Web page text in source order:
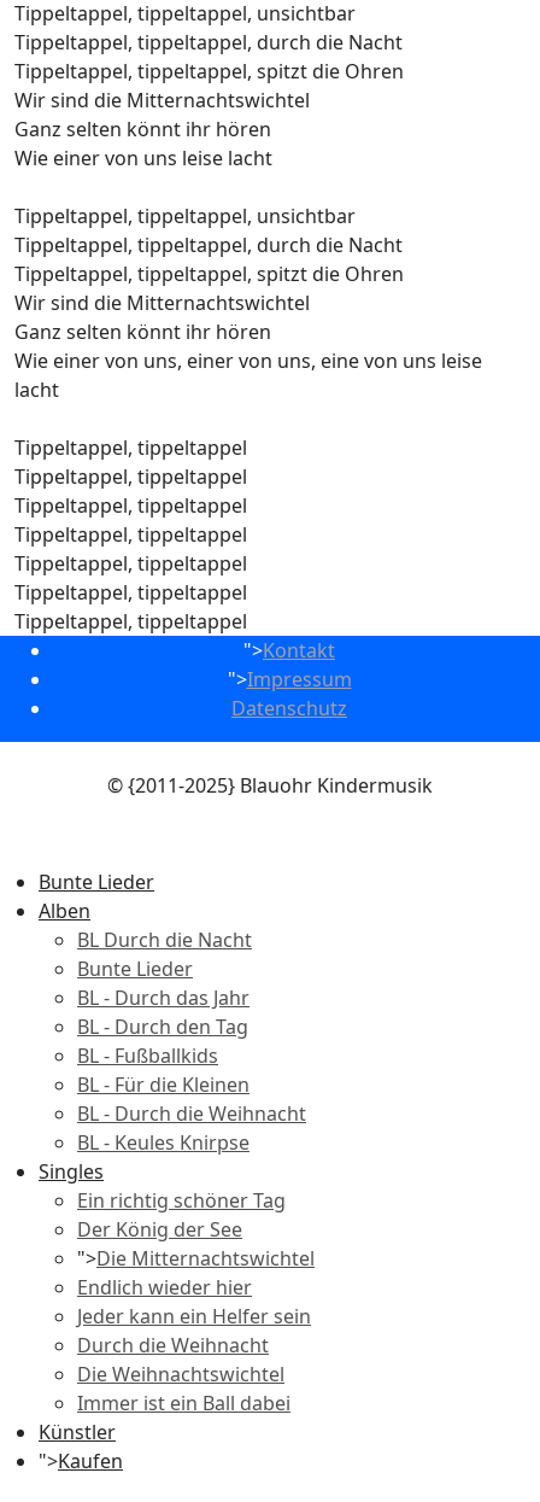
Tippeltappel, tippeltappel, unsichtbar
Tippeltappel, tippeltappel, durch die Nacht
Tippeltappel, tippeltappel, spitzt die Ohren
Wir sind die Mitternachtswichtel
Ganz selten könnt ihr hören
Wie einer von uns leise lacht
Tippeltappel, tippeltappel, unsichtbar
Tippeltappel, tippeltappel, durch die Nacht
Tippeltappel, tippeltappel, spitzt die Ohren
Wir sind die Mitternachtswichtel
Ganz selten könnt ihr hören
Wie einer von uns, einer von uns, eine von uns leise
lacht
Tippeltappel, tippeltappel
Tippeltappel, tippeltappel
Tippeltappel, tippeltappel
Tippeltappel, tippeltappel
Tippeltappel, tippeltappel
Tippeltappel, tippeltappel
Tippeltappel, tippeltappel
">Kontakt
">Impressum
Datenschutz
© {2011-2025} Blauohr Kindermusik
Bunte Lieder
Alben
BL Durch die Nacht
Bunte Lieder
BL - Durch das Jahr
BL - Durch den Tag
BL - Fußballkids
BL - Für die Kleinen
BL - Durch die Weihnacht
BL - Keules Knirpse
Singles
Ein richtig schöner Tag
Der König der See
">Die Mitternachtswichtel
Endlich wieder hier
Jeder kann ein Helfer sein
Durch die Weihnacht
Die Weihnachtswichtel
Immer ist ein Ball dabei
Künstler
">Kaufen